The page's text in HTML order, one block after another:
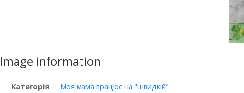
Image information
Категорія
Моя мама працює на "швидкій"